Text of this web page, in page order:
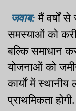
जवाब:मैं वर्षों
समस्याओं को
बल्कि समाधान
योजनाओं को
कार्यों में स्थानीय
प्राथमिकता होगी.